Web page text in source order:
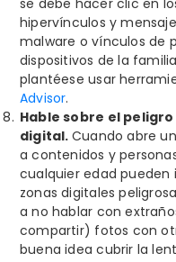
se debe hacer clic en
hipervínculos y
malware o vínculos de
dispositivos de la
plantéese usar
Advisor.
Hable sobre el
digital. Cuando abre
a contenidos y
cualquier edad pueden
zonas digitales
a no hablar con
compartir) fotos con
buena idea cubrir la